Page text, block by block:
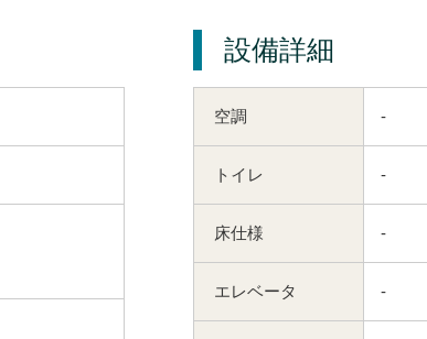
設備詳細
空調 -
トイレ -
床仕様 -
エレベータ -